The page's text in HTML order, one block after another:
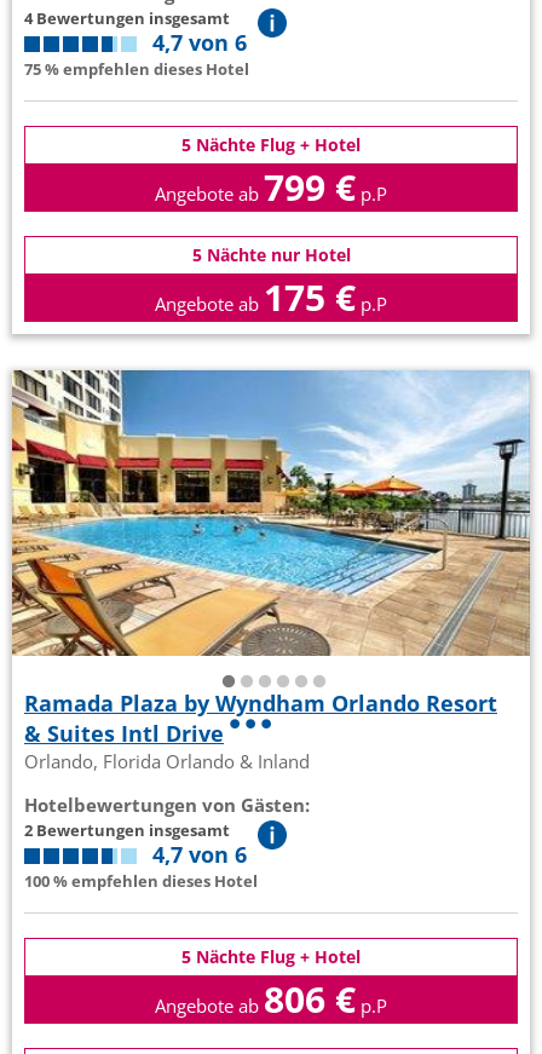
4 Bewertungen insgesamt
4,7 von 6
75 % empfehlen dieses Hotel
5 Nächte Flug + Hotel
Angebote ab 799 € p.P
5 Nächte nur Hotel
Angebote ab 175 € p.P
Ramada Plaza by Wyndham Orlando Resort
& Suites Intl Drive
Orlando, Florida Orlando & Inland
Hotelbewertungen von Gästen:
2 Bewertungen insgesamt
4,7 von 6
100 % empfehlen dieses Hotel
5 Nächte Flug + Hotel
Angebote ab 806 € p.P